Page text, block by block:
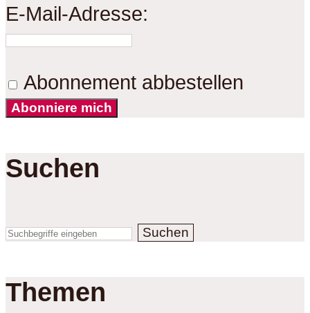
E-Mail-Adresse:
Abonnement abbestellen
Abonniere mich
Suchen
Suchen
Themen